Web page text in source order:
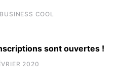
COOL
sont ouvertes !
2020